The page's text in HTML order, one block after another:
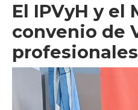
El IPVyH y
convenio de